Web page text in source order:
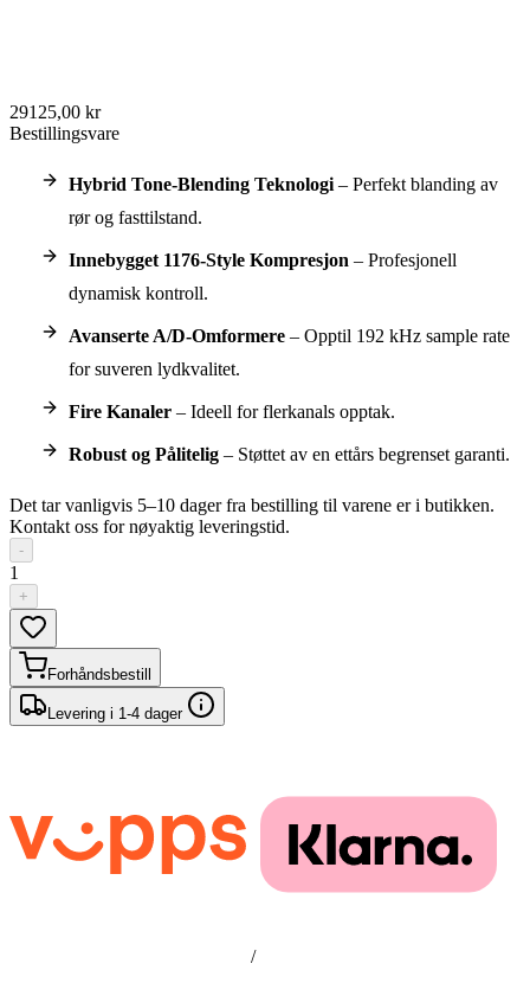
29125,00 kr
Bestillingsvare
Hybrid Tone-Blending Teknologi – Perfekt blanding av
rør og fasttilstand.
Innebygget 1176-Style Kompresjon – Profesjonell
dynamisk kontroll.
Avanserte A/D-Omformere – Opptil 192 kHz sample rate
for suveren lydkvalitet.
Fire Kanaler – Ideell for flerkanals opptak.
Robust og Pålitelig – Støttet av en ettårs begrenset garanti.
Det tar vanligvis 5–10 dager fra bestilling til varene er i butikken.
Kontakt oss for nøyaktig leveringstid.
-
1
+
Forhåndsbestill
Levering i 1-4 dager
/